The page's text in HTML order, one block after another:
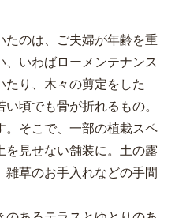
たのは、ご夫婦が年齢を重
いわばローメンテナンス
り、木々の剪定をした
頃でも骨が折れるもの。
そこで、一部の植栽スペ
見せない舗装に。土の露
草のお手入れなどの手間